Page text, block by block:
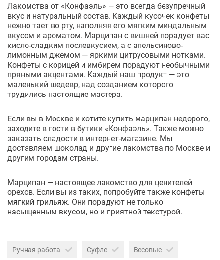
Лакомства от «Конфаэль» — это всегда безупречный
вкус и натуральный состав. Каждый кусочек конфеты
нежно тает во рту, наполняя его мягким миндальным
вкусом и ароматом. Марципан с вишней порадует вас
кисло-сладким послевкусием, а с апельсиново-
лимонным джемом — яркими цитрусовыми нотками.
Конфеты с корицей и имбирем порадуют необычными
пряными акцентами. Каждый наш продукт — это
маленький шедевр, над созданием которого
трудились настоящие мастера.
Если вы в Москве и хотите купить марципан недорого,
заходите в гости в бутики «Конфаэль». Также можно
заказать сладости в интернет-магазине. Мы
доставляем шоколад и другие лакомства по Москве и
другим городам страны.
Марципан — настоящее лакомство для ценителей
орехов. Если вы из таких, попробуйте также конфеты
мягкий грильяж. Они порадуют не только
насыщенным вкусом, но и приятной текстурой.
Ручная работа Суфле Весовые